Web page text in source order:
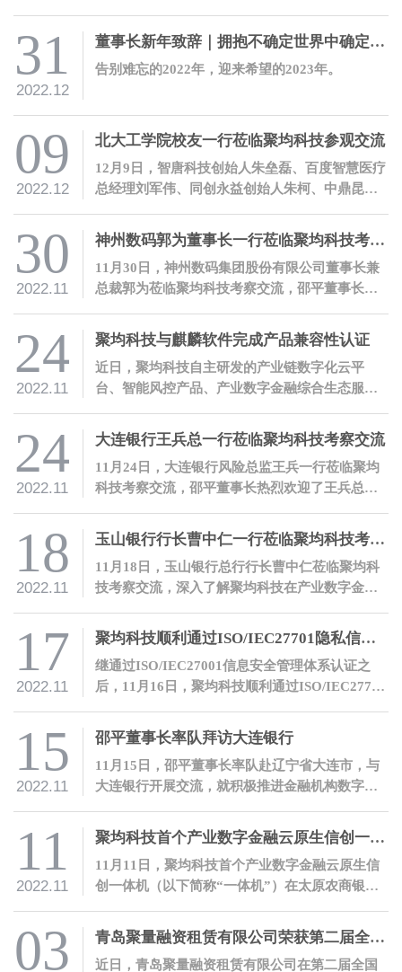
31
2022.12
董事长新年致辞｜拥抱不确定世界中确定的力量
告别难忘的2022年，迎来希望的2023年。
09
2022.12
北大工学院校友一行莅临聚均科技参观交流
12月9日，智唐科技创始人朱垒磊、百度智慧医疗
总经理刘军伟、同创永益创始人朱柯、中鼎昆仑
友一行莅临聚均科技参观交流，邵平董事长热烈
欢迎了各位校友的到访。
30
2022.11
神州数码郭为董事长一行莅临聚均科技考察交流
11月30日，神州数码集团股份有限公司董事长兼
总裁郭为莅临聚均科技考察交流，邵平董事长热
24
2022.11
聚均科技与麒麟软件完成产品兼容性认证
近日，聚均科技自主研发的产业链数字化云平
台、智能风控产品、产业数字金融综合生态服务
完成了兼容性联合测试。
24
2022.11
大连银行王兵总一行莅临聚均科技考察交流
11月24日，大连银行风险总监王兵一行莅临聚均
科技考察交流，邵平董事长热烈欢迎了王兵总一
18
2022.11
玉山银行行长曹中仁一行莅临聚均科技考察交流
11月18日，玉山银行总行行长曹中仁莅临聚均科
技考察交流，深入了解聚均科技在产业数字金融
17
2022.11
聚均科技顺利通过ISO/IEC27701隐私信息管理体系认证
继通过ISO/IEC27001信息安全管理体系认证之
后，11月16日，聚均科技顺利通过ISO/IEC27701
力再度获得国际权威认可。
15
2022.11
邵平董事长率队拜访大连银行
11月15日，邵平董事长率队赴辽宁省大连市，与
大连银行开展交流，就积极推进金融机构数字化
11
2022.11
聚均科技首个产业数字金融云原生信创一体机落地太原农商银行
11月11日，聚均科技首个产业数字金融云原生信
创一体机（以下简称“一体机”）在太原农商银行
03 青岛聚量融资租赁有限公司荣获第二届全国融资租赁创新案例大赛“优秀创新案例”奖
近日，青岛聚量融资租赁有限公司在第二届全国